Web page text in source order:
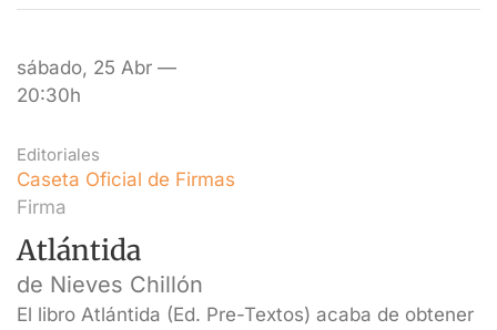
sábado, 25 Abr —
20:30h
Editoriales
Caseta Oficial de Firmas
Firma
Atlántida
de Nieves Chillón
El libro Atlántida (Ed. Pre-Textos) acaba de obtener